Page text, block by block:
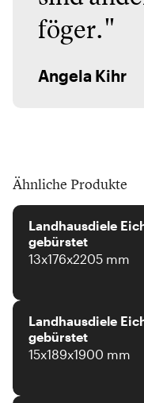
föger."
Angela Kihr
Ähnliche Produkte
Landhausdiele
gebürstet
13x176x2205 mm
Landhausdiele
gebürstet
15x189x1900 mm